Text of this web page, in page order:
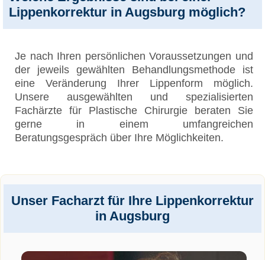
Lippenkorrektur in Augsburg möglich?
Je nach Ihren persönlichen Voraussetzungen und
der jeweils gewählten Behandlungsmethode ist
eine Veränderung Ihrer Lippenform möglich.
Unsere ausgewählten und spezialisierten
Fachärzte für Plastische Chirurgie beraten Sie
gerne in einem umfangreichen
Beratungsgespräch über Ihre Möglichkeiten.
Unser Facharzt für Ihre Lippenkorrektur
in Augsburg